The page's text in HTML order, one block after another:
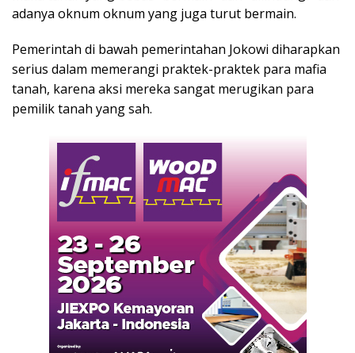
adanya oknum oknum yang juga turut bermain.
Pemerintah di bawah pemerintahan Jokowi diharapkan
serius dalam memerangi praktek-praktek para mafia
tanah, karena aksi mereka sangat merugikan para
pemilik tanah yang sah.